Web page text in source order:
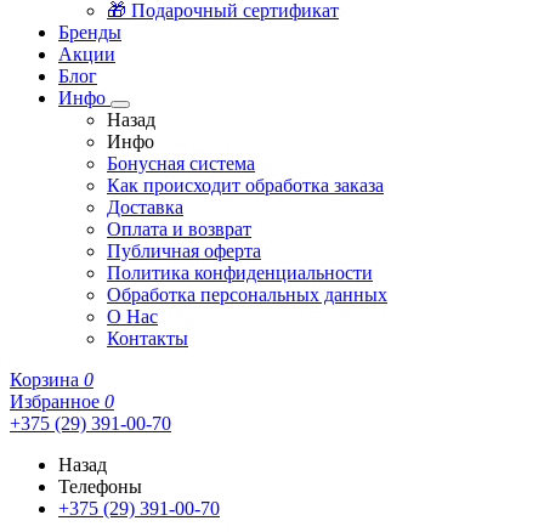
🎁 Подарочный сертификат
Бренды
Акции
Блог
Инфо
Назад
Инфо
Бонусная система
Как происходит обработка заказа
Доставка
Оплата и возврат
Публичная оферта
Политика конфиденциальности
Обработка персональных данных
О Нас
Контакты
Корзина 0
Избранное 0
+375 (29) 391-00-70
Назад
Телефоны
+375 (29) 391-00-70